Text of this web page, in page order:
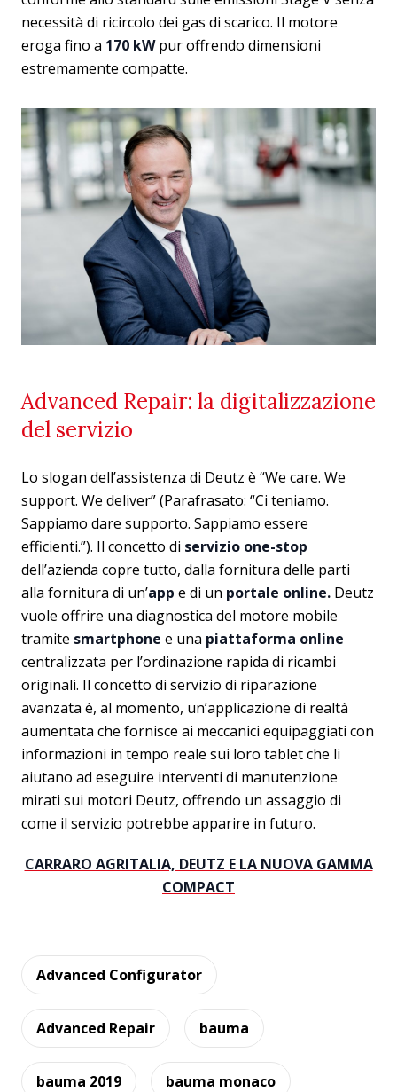
necessità di ricircolo dei gas di scarico. Il motore
eroga fino a 170 kWpur offrendo dimensioni
estremamente compatte.
Advanced Repair: la digitalizzazione
del servizio
Lo slogan dell’assistenza di Deutz è “We care. We
support. We deliver” (Parafrasato: “Ci teniamo.
Sappiamo dare supporto. Sappiamo essere
efficienti.”). Il concetto di servizio one-stop
dell’azienda copre tutto, dalla fornitura delle parti
alla fornitura di un’app e di un portale online. Deutz
vuole offrire una diagnostica del motore mobile
tramite smartphone e una piattaforma online
centralizzata per l’ordinazione rapida di ricambi
originali. Il concetto di servizio di riparazione
avanzata è, al momento, un’applicazione di realtà
aumentata che fornisce ai meccanici equipaggiati con
informazioni in tempo reale sui loro tablet che li
aiutano ad eseguire interventi di manutenzione
mirati sui motori Deutz, offrendo un assaggio di
come il servizio potrebbe apparire in futuro.
CARRARO AGRITALIA, DEUTZ E LA NUOVA GAMMA
COMPACT
Advanced Configurator
Advanced Repair bauma
bauma 2019 bauma monaco